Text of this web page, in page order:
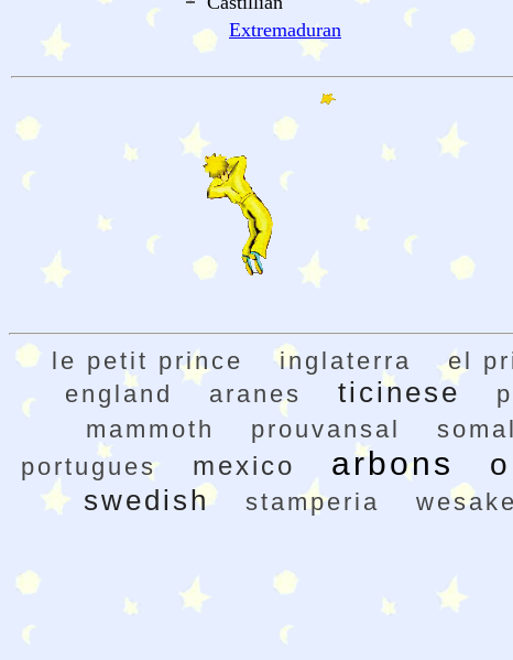
Extremaduran
le petit prince inglaterra el
england
aranes ticinese
mammoth
prouvansal
portugues
mexico arbons
swedish stamperia